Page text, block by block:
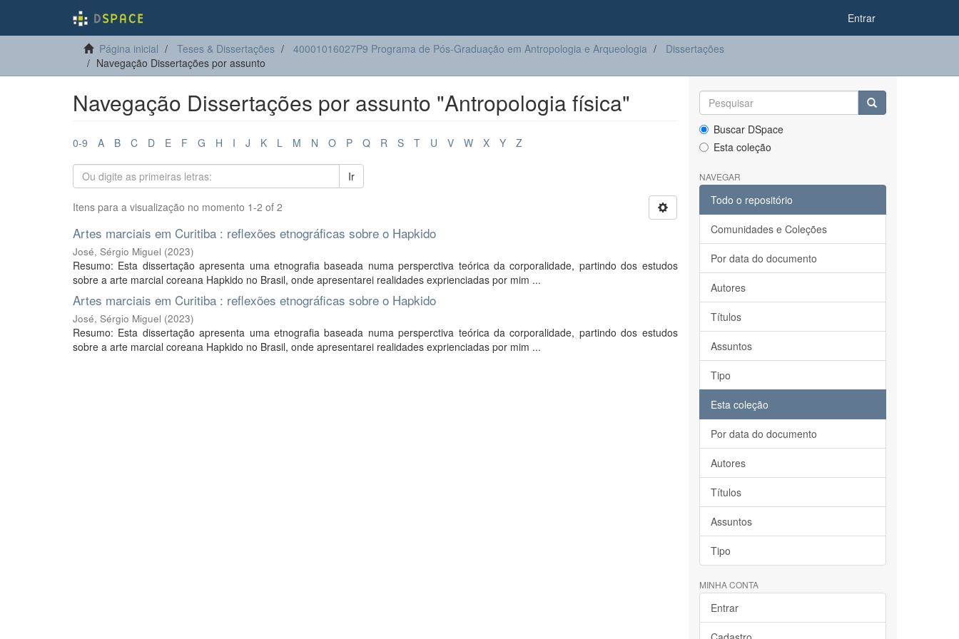
Entrar
Página inicial Teses & Dissertações 40001016027P9 Programa de Pós-Graduação em Antropologia e Arqueologia
Dissertações
Navegação Dissertações por assunto
Navegação Dissertações por assunto "Antropologia física"
0-9 A B C D E F G H I J K L M N O P Q R S T U V W X Y Z
Ir
Itens para a visualização no momento 1-2 of 2
Artes marciais em Curitiba : reflexões etnográficas sobre o Hapkido
José, Sérgio Miguel (2023)
Resumo: Esta dissertação apresenta uma etnografia baseada numa persperctiva teórica da corporalidade, partindo dos estudos
sobre a arte marcial coreana Hapkido no Brasil, onde apresentarei realidades exprienciadas por mim ...
Artes marciais em Curitiba : reflexões etnográficas sobre o Hapkido
José, Sérgio Miguel (2023)
Resumo: Esta dissertação apresenta uma etnografia baseada numa persperctiva teórica da corporalidade, partindo dos estudos
sobre a arte marcial coreana Hapkido no Brasil, onde apresentarei realidades exprienciadas por mim ...
Buscar DSpace
Esta coleção
NAVEGAR
Todo o repositório
Comunidades e Coleções
Por data do documento
Autores
Títulos
Assuntos
Tipo
Esta coleção
Por data do documento
Autores
Títulos
Assuntos
Tipo
MINHA CONTA
Entrar